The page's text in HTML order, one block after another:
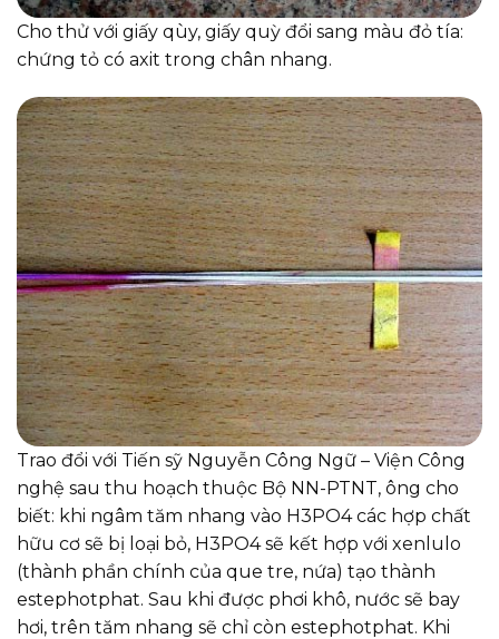
Cho thử với giấy qùy, giấy quỳ đổi sang màu đỏ tía:
chứng tỏ có axit trong chân nhang.
Trao đổi với Tiến sỹ Nguyễn Công Ngữ – Viện Công
nghệ sau thu hoạch thuộc Bộ NN-PTNT, ông cho
biết: khi ngâm tăm nhang vào H3PO4 các hợp chất
hữu cơ sẽ bị loại bỏ, H3PO4 sẽ kết hợp với xenlulo
(thành phần chính của que tre, nứa) tạo thành
estephotphat. Sau khi được phơi khô, nước sẽ bay
hơi, trên tăm nhang sẽ chỉ còn estephotphat. Khi